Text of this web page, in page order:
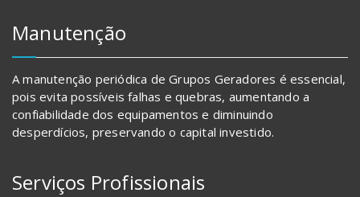
Manutenção
A manutenção periódica de Grupos Geradores é essencial,
pois evita possíveis falhas e quebras, aumentando a
confiabilidade dos equipamentos e diminuindo
desperdícios, preservando o capital investido.
Serviços Profissionais